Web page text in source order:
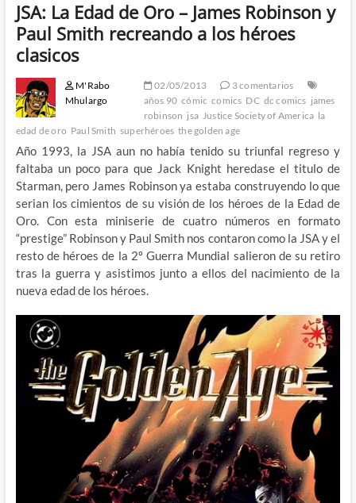
JSA: La Edad de Oro – James Robinson y
Paul Smith recreando a los héroes
clasicos
M'Rabo
Mhulargo
02/05/2013
3 comentarios
años 90 cómic comics DC dc comics james
robinson jsa Justice Society of America la
edad de oro Paul Smith superhéroes the golden age
Año 1993, la JSA aun no había tenido su triunfal regreso y
faltaba un poco para que Jack Knight heredase el titulo de
Starman, pero James Robinson ya estaba construyendo lo que
serian los cimientos de su visión de los héroes de la Edad de
Oro. Con esta miniserie de cuatro números en formato
“prestige” Robinson y Paul Smith nos contaron como la JSA y el
resto de héroes de la 2º Guerra Mundial salieron de su retiro
tras la guerra y asistimos junto a ellos del nacimiento de la
nueva edad de los héroes.